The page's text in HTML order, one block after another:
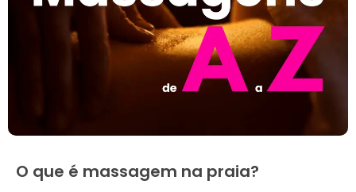
O que é massagem na praia?